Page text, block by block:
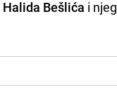
Halida Bešlića i